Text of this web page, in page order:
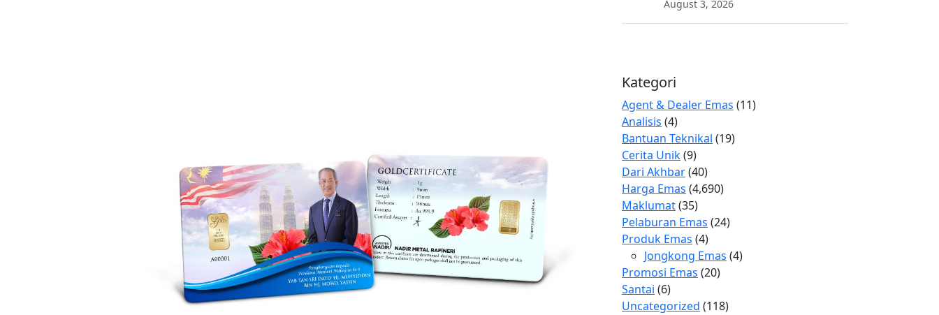
August 3, 2026
Kategori
Agent & Dealer Emas (11)
Analisis (4)
Bantuan Teknikal (19)
Cerita Unik(9)
Dari Akhbar(40)
Harga Emas (4,690)
Maklumat(35)
Pelaburan Emas (24)
Produk Emas (4)
Jongkong Emas (4)
Promosi Emas (20)
Santai (6)
Uncategorized (118)